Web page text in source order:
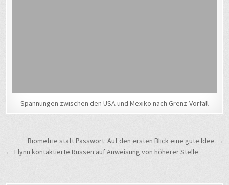
Spannungen zwischen den USA und Mexiko nach Grenz-Vorfall
Beitragsnavigation
Biometrie statt Passwort: Auf den ersten Blick eine gute Idee →
← Flynn kontaktierte Russen auf Anweisung von höherer Stelle